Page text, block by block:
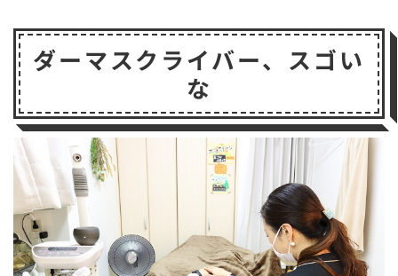
ダーマスクライバー、スゴい
な